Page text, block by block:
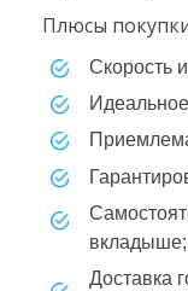
Плюсы
скорость
самостоятельный выбор оценок во
вкладыше;
доставка готового удостоверения в